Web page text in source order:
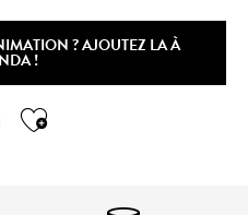
? AJOUTEZ LA À
!
Ajouter aux